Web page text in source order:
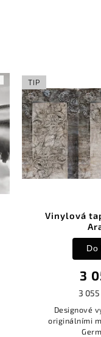
TIP
Vinylová
3
3
Do
Designové
originálními